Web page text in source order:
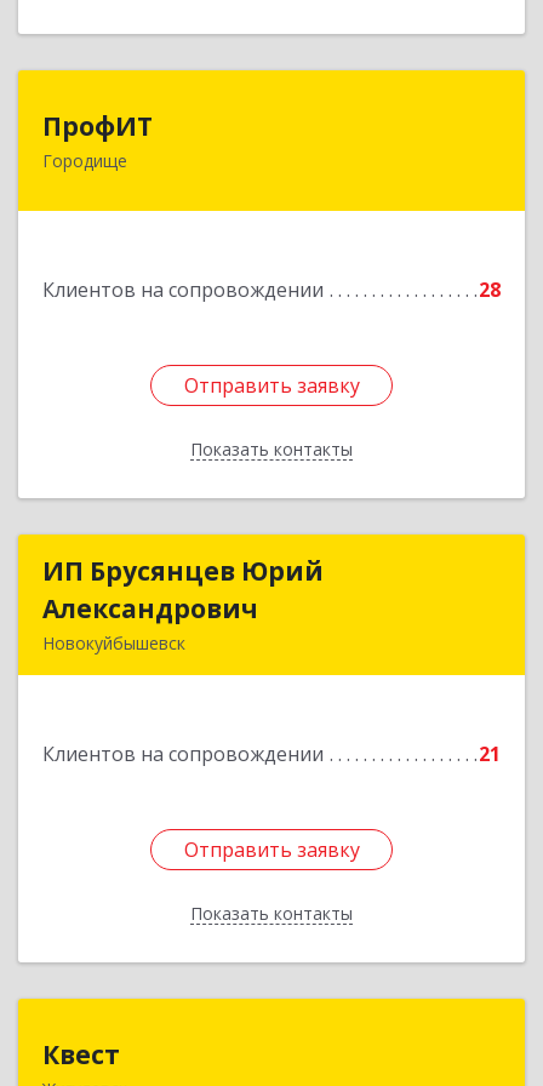
ПрофИТ
Городище
Клиентов на сопровождении 28
Отправить заявку
Показать контакты
442310, Пензенская обл, Городищенский р-н,
Отправить заявку
Назад
ИП Брусянцев Юрий
Александрович
Новокуйбышевск
Клиентов на сопровождении 21
Отправить заявку
Показать контакты
ИП Брусянцев Юрий
Подробнее
Отправить заявку
Назад
Квест